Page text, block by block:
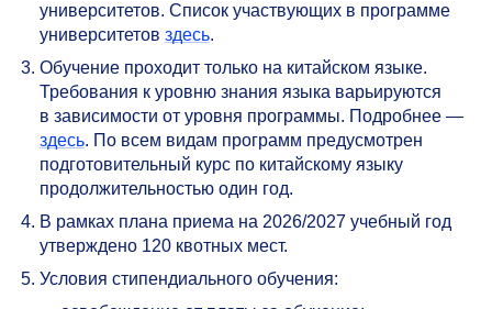
университетов. Список участвующих в программе
университетов здесь.
Обучение проходит только на китайском языке.
Требования к уровню знания языка варьируются
в зависимости от уровня программы. Подробнее —
здесь. По всем видам программ предусмотрен
подготовительный курс по китайскому языку
продолжительностью один год.
В рамках плана приема на 2026/2027 учебный год
утверждено 120 квотных мест.
Условия стипендиального обучения: